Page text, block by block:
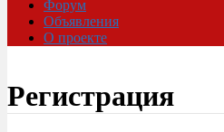
Форум
Объявления
О проекте
Регистрация